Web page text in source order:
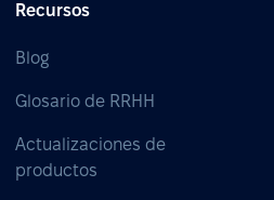
Recursos
Blog
Glosario de RRHH
Actualizaciones de
productos